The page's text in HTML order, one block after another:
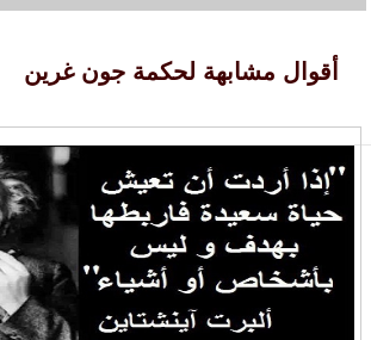
أقوال مشابهة لحكمة جون غرين